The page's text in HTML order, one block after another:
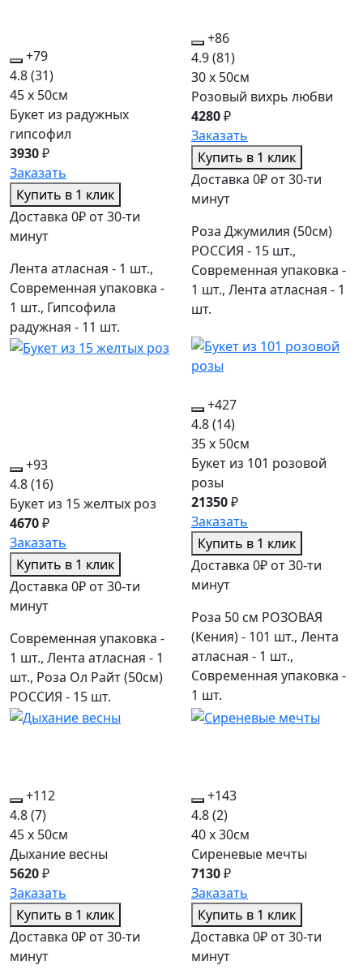
+79
4.8(31)
45 x 50см
Букет из радужных
гипсофил
3930₽
Заказать
Купить в 1 клик
Доставка 0₽ от 30-ти
минут
Лента атласная - 1 шт.,
Современная упаковка -
1 шт., Гипсофила
радужная - 11 шт.
+86
4.9(81)
30 x 50см
Розовый вихрь любви
4280₽
Заказать
Купить в 1 клик
Доставка 0₽ от 30-ти
минут
Роза Джумилия (50см)
РОССИЯ - 15 шт.,
Современная упаковка -
1 шт., Лента атласная - 1
шт.
+93
4.8(16)
Букет из 15 желтых роз
4670₽
Заказать
Купить в 1 клик
Доставка 0₽ от 30-ти
минут
Современная упаковка -
1 шт., Лента атласная - 1
шт., Роза Ол Райт (50см)
РОССИЯ - 15 шт.
+427
4.8(14)
35 x 50см
Букет из 101 розовой
розы
21350₽
Заказать
Купить в 1 клик
Доставка 0₽ от 30-ти
минут
Роза 50 см РОЗОВАЯ
(Кения) - 101 шт., Лента
атласная - 1 шт.,
Современная упаковка -
1 шт.
+112
4.8(7)
45 x 50см
Дыхание весны
5620₽
Заказать
Купить в 1 клик
Доставка 0₽ от 30-ти
минут
+143
4.8(2)
40 x 30см
Сиреневые мечты
7130₽
Заказать
Купить в 1 клик
Доставка 0₽ от 30-ти
минут